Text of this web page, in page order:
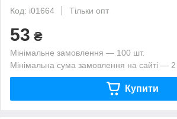
Код: i01664
Тільки опт
53 ₴
Мінімальне замовлення — 100 шт.
Мінімальна сума замовлення на сайті —
Купити